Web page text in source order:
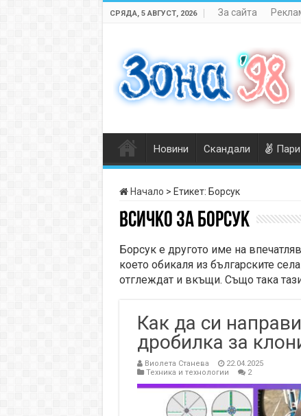
СРЯДА, 5 АВГУСТ, 2026 За сайта
Новини Скандали
Начало > Етикет: Борсук
Всичко заБорсук
Борсук е другото име на
което обикаля из българските
отглеждат и вкъщи. Също така
Как да си
дробилка за
Виолета Станева
22.04.2025
Техника и технологии
2